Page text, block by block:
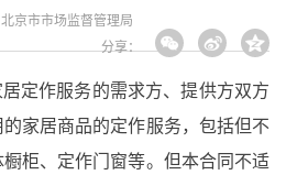
京市市场监督管理局
分享：
定作服务的需求方、提供方双方
家居商品的定作服务，包括但不
柜、定作门窗等。但本合同不适